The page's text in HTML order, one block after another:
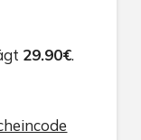
29.90€.